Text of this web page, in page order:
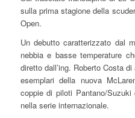
sulla prima stagione della
Open.
Un debutto caratterizzato dal
nebbia e basse temperature
diretto dall’ing. Roberto Costa
esemplari della nuova
coppie di piloti Pantano/Suzuki
nella serie internazionale.